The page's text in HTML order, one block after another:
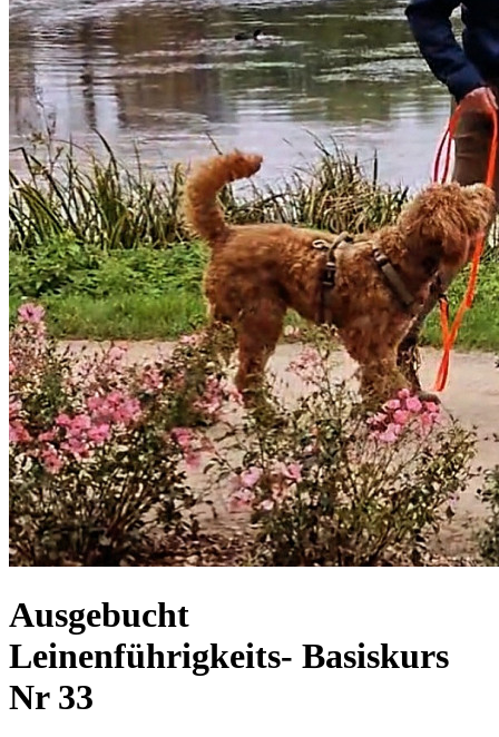
Ausgebucht
Leinenführigkeits- Basiskurs
Nr 33